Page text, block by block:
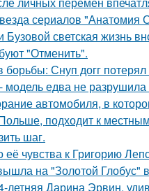
сериалов "Анатомия
светская жизнь
"Отменить".
Снуп догг
модель едва не
автомобиля, в
подходит к
шаг.
её чувства к Григорию
на "Золотой Глобус"
Дарина Эрвин,